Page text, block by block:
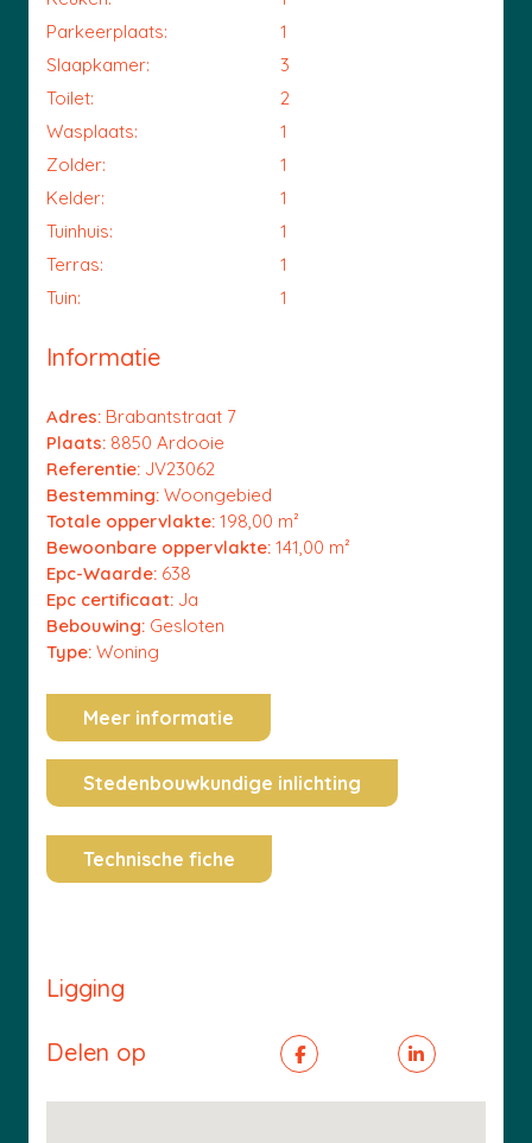
Parkeerplaats:
1
Slaapkamer:
3
Toilet:
2
Wasplaats:
1
Zolder:
1
Kelder:
1
Tuinhuis:
1
Terras:
1
Tuin:
1
Informatie
Adres: Brabantstraat 7
Plaats: 8850 Ardooie
Referentie: JV23062
Bestemming: Woongebied
Totale oppervlakte: 198,00 m²
Bewoonbare oppervlakte: 141,00 m²
Epc-Waarde: 638
Epc certificaat: Ja
Bebouwing: Gesloten
Type: Woning
Meer informatie
Stedenbouwkundige inlichting
Technische fiche
Ligging
Delen op